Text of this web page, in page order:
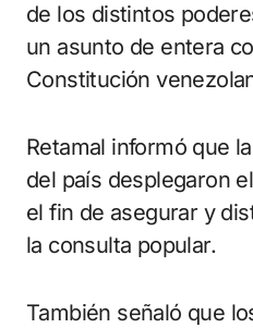
de los distintos
un asunto de entera
Constitución
Retamal informó que
del país desplegaron
el fin de asegurar y
la consulta popular.
También señaló que